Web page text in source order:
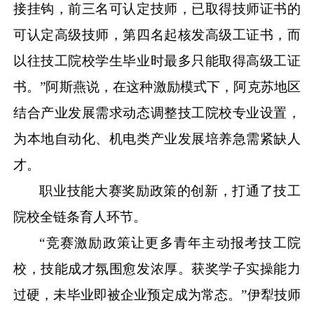
接挂钩，前三名可认定技师，已取得技师证书的
可认定高级技师，第四名起核发高级工证书，而
以往技工院校学生毕业时最多只能取得高级工证
书。”阿斯燕说，在这种激励模式下，阿克苏地区
结合产业发展需求动态调整技工院校专业设置，
为本地自动化、机电类产业发展培养急需紧缺人
才。
职业技能大赛奖励政策的创新，打通了技工
院校全链条育人环节。
“竞赛激励政策让更多青年主动报考技工院
校，技能成才氛围愈发浓厚。获奖学子实操能力
过硬，未毕业即被企业预定成为常态。”伊犁技师